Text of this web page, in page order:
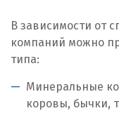
Лыткарино
Люберцы
М
В зависимости от
компаний можно
типа:
Минеральные
коровы, бычки,